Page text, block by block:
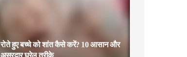
रोते हुए बच्चे को शांत कैसे करें? 10 आसान और